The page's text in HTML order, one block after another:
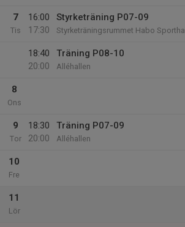
7
Tis
16:00
17:30
Styrketräning P07-09
Styrketräningsrummet Habo Sporthall
18:40
20:00
Träning P08-10
Alléhallen
8
Ons
9
Tor
18:30
20:00
Träning P07-09
Alléhallen
10
Fre
11
Lör